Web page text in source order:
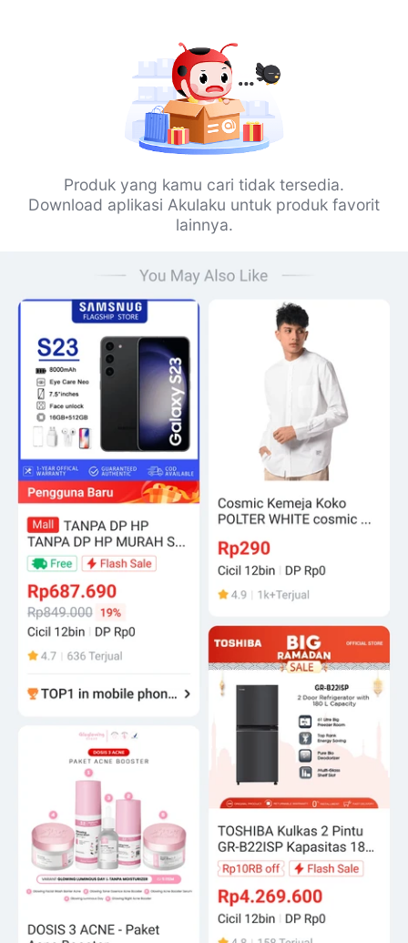
Produk yang kamu cari tidak tersedia.
Download aplikasi Akulaku untuk produk favorit
lainnya.